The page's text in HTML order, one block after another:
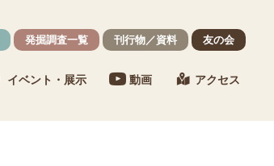
発掘調査一覧 刊行物／資料 友の会
イベント・展示 動画 アクセス